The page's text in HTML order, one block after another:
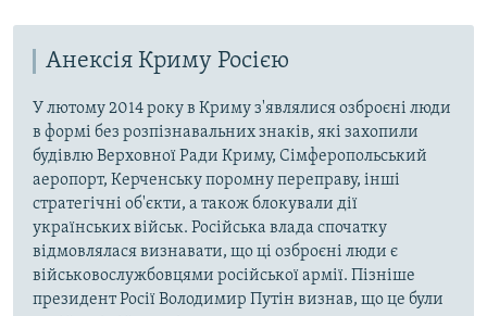
Анексія Криму Росією
У лютому 2014 року в Криму з'являлися озброєні люди
в формі без розпізнавальних знаків, які захопили
будівлю Верховної Ради Криму, Сімферопольський
аеропорт, Керченську поромну переправу, інші
стратегічні об'єкти, а також блокували дії
українських військ. Російська влада спочатку
відмовлялася визнавати, що ці озброєні люди є
військовослужбовцями російської армії. Пізніше
президент Росії Володимир Путін визнав, що це були